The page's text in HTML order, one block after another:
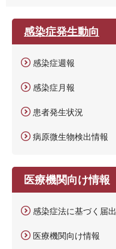
感染症発生動向
感染症週報
感染症月報
患者発生状況
病原微生物検出情報
医療機関向け情報
感染症法に基づく届出
医療機関向け情報